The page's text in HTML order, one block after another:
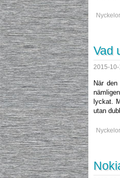
Vad
2015-10-
När
lyckat.
utan